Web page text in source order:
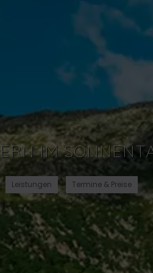
IM
Leistungen Termine & Preise